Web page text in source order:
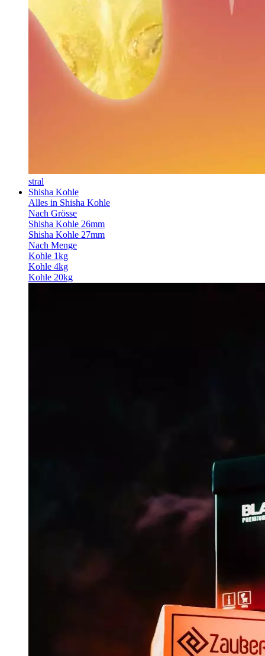
stral
Shisha Kohle
Alles in Shisha Kohle
Nach Grösse
Shisha Kohle 26mm
Shisha Kohle 27mm
Nach Menge
Kohle 1kg
Kohle 4kg
Kohle 20kg